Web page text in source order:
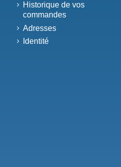
Historique de vos
commandes
Adresses
Identité